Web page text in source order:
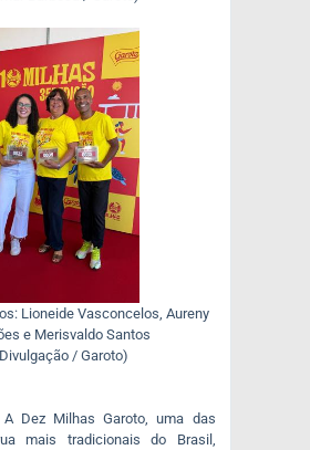
Lioneide Vasconcelos, Aureny
e Merisvaldo Santos
/ Garoto)
Dez Milhas Garoto, uma das
mais tradicionais do Brasil,